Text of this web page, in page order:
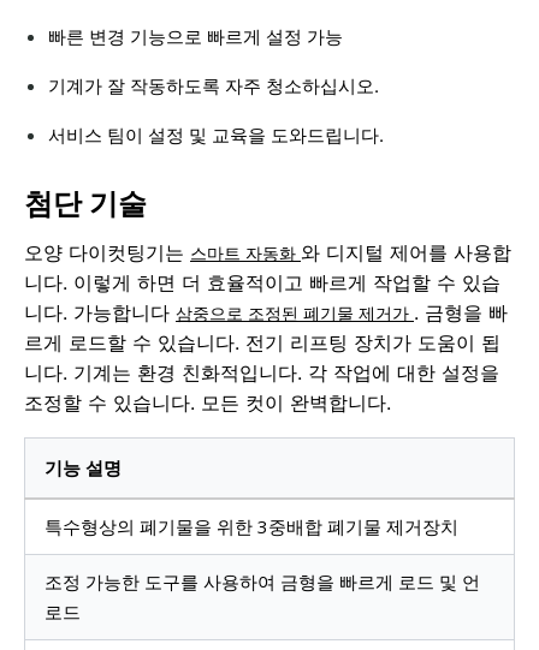
빠른 변경 기능으로 빠르게 설정 가능
기계가 잘 작동하도록 자주 청소하십시오.
서비스 팀이 설정 및 교육을 도와드립니다.
첨단 기술
오양 다이컷팅기는 스마트 자동화 와 디지털 제어를 사용합
니다. 이렇게 하면 더 효율적이고 빠르게 작업할 수 있습
니다. 가능합니다 삼중으로 조정된 폐기물 제거가 . 금형을 빠
르게 로드할 수 있습니다. 전기 리프팅 장치가 도움이 됩
니다. 기계는 환경 친화적입니다. 각 작업에 대한 설정을
조정할 수 있습니다. 모든 컷이 완벽합니다.
기능 설명
특수형상의 폐기물을 위한 3중배합 폐기물 제거장치
조정 가능한 도구를 사용하여 금형을 빠르게 로드 및 언
로드